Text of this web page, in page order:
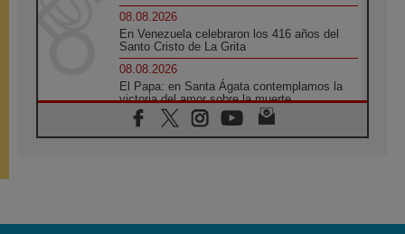
08.08.2026
En Venezuela celebraron los 416 años del
Santo Cristo de La Grita
08.08.2026
El Papa: en Santa Ágata contemplamos la
victoria del amor sobre la muerte
08.08.2026
León XIV visitará el Santuario de la Madre
07.08.2026